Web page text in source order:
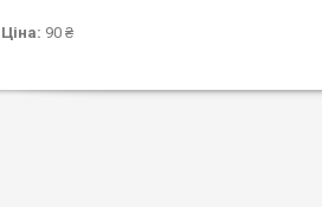
Ціна: 90 ₴